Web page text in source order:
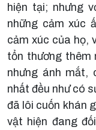
hiện tại; nhưng
những cảm xúc
cảm xúc của họ,
tổn thương thêm
nhưng ánh mắt,
nhất đều như có
đã lôi cuốn khán
vật hiện đang